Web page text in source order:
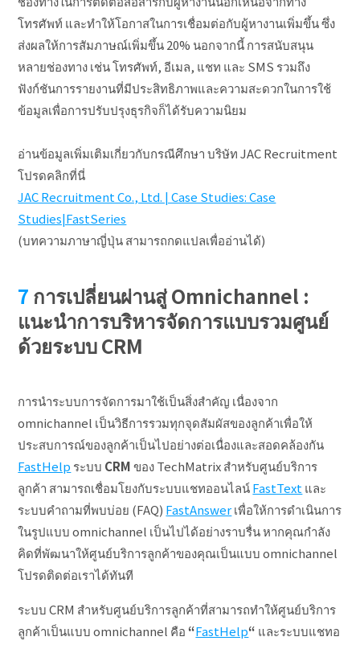
โทรศัพท์ และทำให้โอกาสในการเชื่อมต่อกับผู้หางานเพิ่มขึ้น ซึ่ง
ส่งผลให้การสัมภาษณ์เพิ่มขึ้น 20% นอกจากนี้ การสนับสนุน
หลายช่องทาง เช่น โทรศัพท์, อีเมล, แชท และ SMS รวมถึง
ฟังก์ชันการรายงานที่มีประสิทธิภาพและความสะดวกในการใช้
ข้อมูลเพื่อการปรับปรุงธุรกิจก็ได้รับความนิยม
อ่านข้อมูลเพิ่มเติมเกี่ยวกับกรณีศึกษา บริษัท JAC Recruitment
โปรดคลิกที่นี่
JAC Recruitment Co., Ltd. | Case Studies: Case
Studies|FastSeries
(บทความภาษาญี่ปุ่น สามารถกดแปลเพื่ออ่านได้)
การเปลี่ยนผ่านสู่ Omnichannel :
แนะนำการบริหารจัดการแบบรวมศูนย์
ด้วยระบบ CRM
การนำระบบการจัดการมาใช้เป็นสิ่งสำคัญ เนื่องจาก
omnichannel เป็นวิธีการรวมทุกจุดสัมผัสของลูกค้าเพื่อให้
ประสบการณ์ของลูกค้าเป็นไปอย่างต่อเนื่องและสอดคล้องกัน
FastHelp ระบบ CRMของ TechMatrix สำหรับศูนย์บริการ
ลูกค้า สามารถเชื่อมโยงกับระบบแชทออนไลน์FastTextและ
ระบบคำถามที่พบบ่อย (FAQ) FastAnswerเพื่อให้การดำเนินการ
ในรูปแบบ omnichannel เป็นไปได้อย่างราบรื่น หากคุณกำลัง
คิดที่พัฒนาให้ศูนย์บริการลูกค้าของคุณเป็นแบบ omnichannel
โปรดติดต่อเราได้ทันที
ระบบ CRM สำหรับศูนย์บริการลูกค้าที่สามารถทำให้ศูนย์บริการ
ลูกค้าเป็นแบบ omnichannel คือ“FastHelp“ และระบบแชทอ